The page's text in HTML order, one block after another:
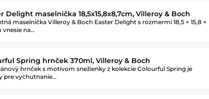
Delight maselnička 18,5x15,8x8,7cm, Villeroy & Boch
maselnička Villeroy & Boch Easter Delight s rozmermi 18,5 × 15,8 ×
vnesie na…
Spring hrnček 370ml, Villeroy & Boch
hrnček s motívom snežienky z kolekcie Colourful Spring je
pre vychutnanie…